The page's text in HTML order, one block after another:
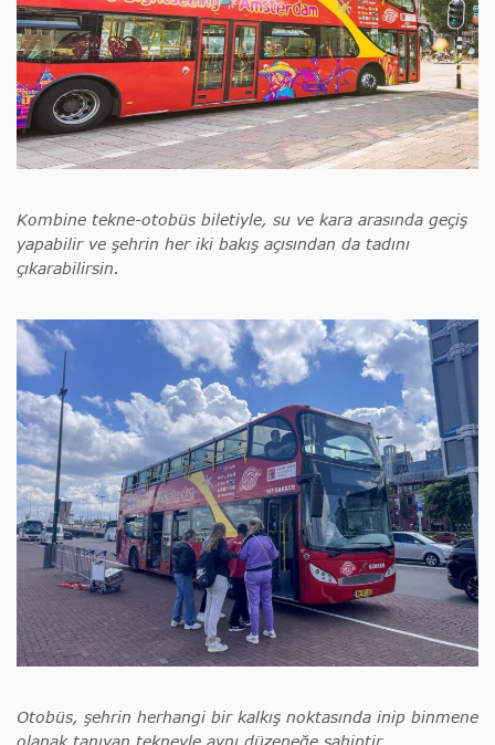
Kombine tekne-otobüs biletiyle, su ve kara arasında geçiş
yapabilir ve şehrin her iki bakış açısından da tadını
çıkarabilirsin.
Otobüs, şehrin herhangi bir kalkış noktasında inip binmene
olanak tanıyan tekneyle aynı düzeneğe sahiptir.